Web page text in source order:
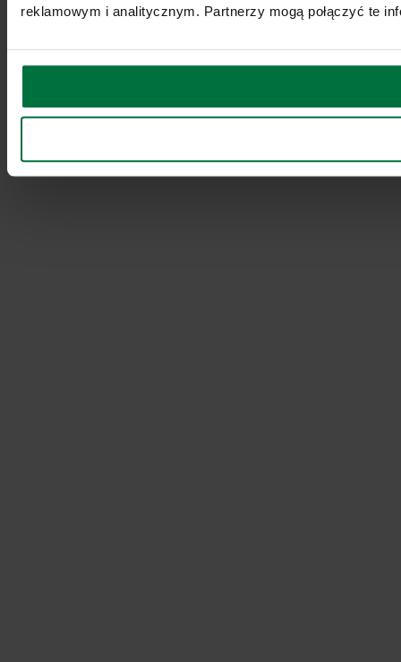
reklamowym i analitycznym. Partnerzy mogą połączyć te